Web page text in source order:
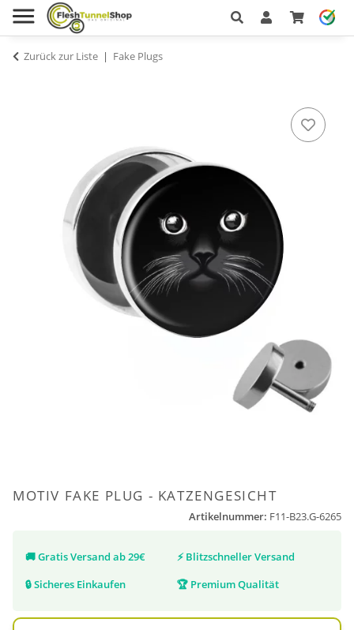
Zurück zur Liste Fake Plugs
MOTIV FAKE PLUG - KATZENGESICHT
Artikelnummer: F11-B23.G-6265
🚚Gratis Versand ab 29€ ⚡ Blitzschneller Versand
🔒Sicheres Einkaufen 🏆 Premium Qualität